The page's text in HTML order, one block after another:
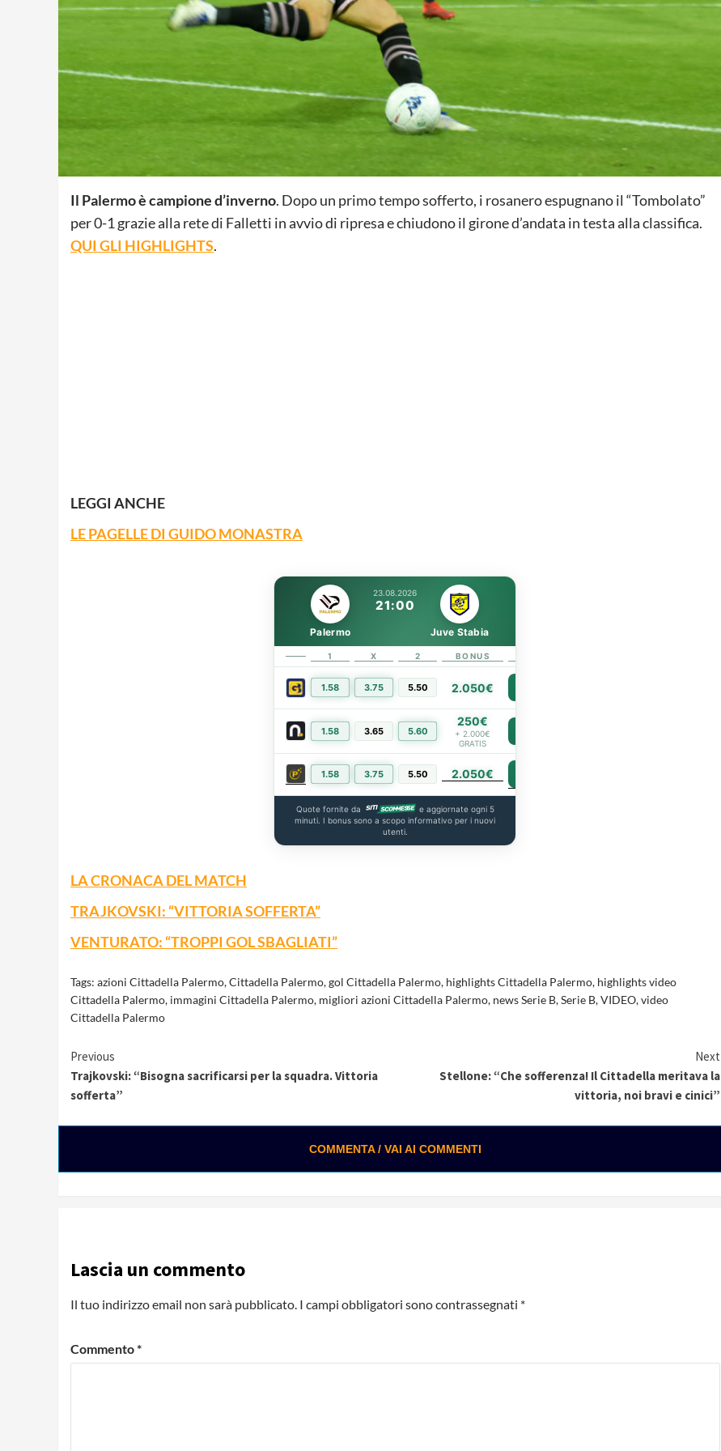
Il Palermo è campione d’inverno. Dopo un primo tempo sofferto, i rosanero espugnano il “Tombolato”
per 0-1 grazie alla rete di Falletti in avvio di ripresa e chiudono il girone d’andata in testa alla classifica.
QUI GLI HIGHLIGHTS.
LEGGI ANCHE
LE PAGELLE DI GUIDO MONASTRA
23.08.2026
21:00
Palermo Juve Stabia
1 X 2 BONUS
1.58 3.75 5.50 2.050€
1.58 3.65 5.60
250€
+ 2.000€
GRATIS
1.58 3.75 5.50 2.050€
Quote fornite da
e aggiornate ogni 5
minuti. I bonus sono a scopo informativo per i nuovi
utenti.
LA CRONACA DEL MATCH
TRAJKOVSKI: “VITTORIA SOFFERTA”
VENTURATO: “TROPPI GOL SBAGLIATI”
Tags: azioni Cittadella Palermo,Cittadella Palermo,gol Cittadella Palermo, highlights Cittadella Palermo, highlights video
Cittadella Palermo, immagini Cittadella Palermo, migliori azioni Cittadella Palermo, news Serie B,Serie B,VIDEO,video
Cittadella Palermo
Continue
Reading
Previous
Trajkovski: “Bisogna sacrificarsi per la squadra. Vittoria
sofferta”
Next
Stellone: “Che sofferenza! Il Cittadella meritava la
vittoria, noi bravi e cinici”
COMMENTA / VAI AI COMMENTI
Lascia un commento
Il tuo indirizzo email non sarà pubblicato. I campi obbligatori sono contrassegnati *
Commento*